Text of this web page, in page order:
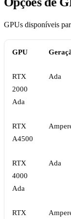
GPUs disponíveis
GPU
RTX
2000
Ada
Ada
RTX
A4500
RTX
4000
Ada
Ada
RTX